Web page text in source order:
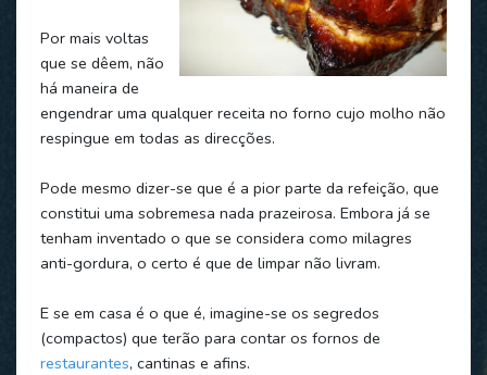
Por mais voltas
que se dêem, não
há maneira de
engendrar uma qualquer receita no forno cujo molho não
respingue em todas as direcções.
Pode mesmo dizer-se que é a pior parte da refeição, que
constitui uma sobremesa nada prazeirosa. Embora já se
tenham inventado o que se considera como milagres
anti-gordura, o certo é que de limpar não livram.
E se em casa é o que é, imagine-se os segredos
(compactos) que terão para contar os fornos de
restaurantes, cantinas e afins.